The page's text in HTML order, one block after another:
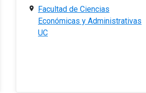
Facultad de Ciencias
Económicas y Administrativas
UC